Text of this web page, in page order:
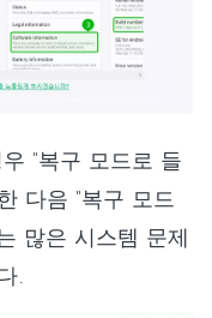
"복구 모드로 들
다음 "복구 모드
많은 시스템 문제
.